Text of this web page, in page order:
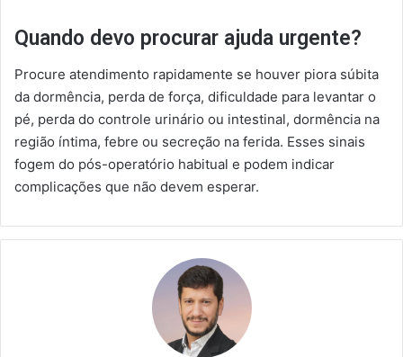
Quando devo procurar ajuda urgente?
Procure atendimento rapidamente se houver piora súbita
da dormência, perda de força, dificuldade para levantar o
pé, perda do controle urinário ou intestinal, dormência na
região íntima, febre ou secreção na ferida. Esses sinais
fogem do pós-operatório habitual e podem indicar
complicações que não devem esperar.